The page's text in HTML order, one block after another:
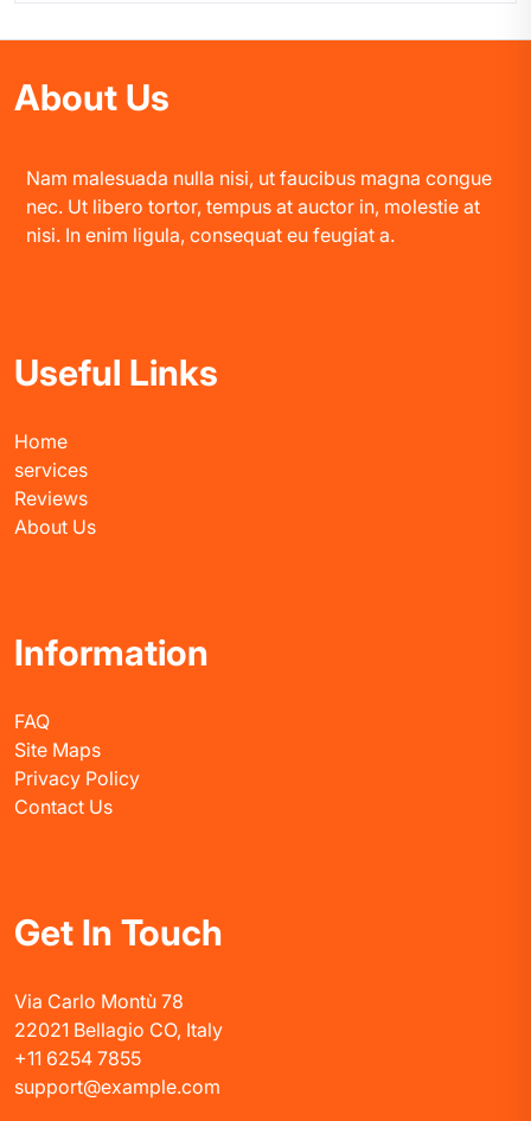
About Us
Nam malesuada nulla nisi, ut faucibus magna congue
nec. Ut libero tortor, tempus at auctor in, molestie at
nisi. In enim ligula, consequat eu feugiat a.
Useful Links
Home
services
Reviews
About Us
Information
FAQ
Site Maps
Privacy Policy
Contact Us
Get In Touch
Via Carlo Montù 78
22021 Bellagio CO, Italy
+11 6254 7855
support@example.com